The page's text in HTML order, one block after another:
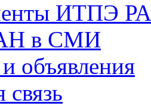
ИТПЭ
в СМИ
объявления
связь